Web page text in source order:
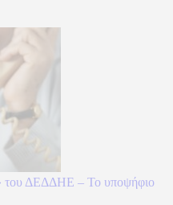
του ΔΕΔΔΗΕ – Το υποψήφιο